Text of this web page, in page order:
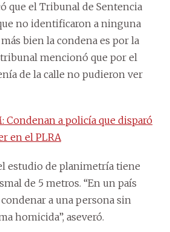
que el Tribunal de Sentencia
no identificaron a ninguna
bien la condena es por la
mencionó que por el
de la calle no pudieron ver
Condenan a policía que disparó
en el PLRA
estudio de planimetría tiene
de 5 metros. “En un país
a una persona sin
homicida”, aseveró.